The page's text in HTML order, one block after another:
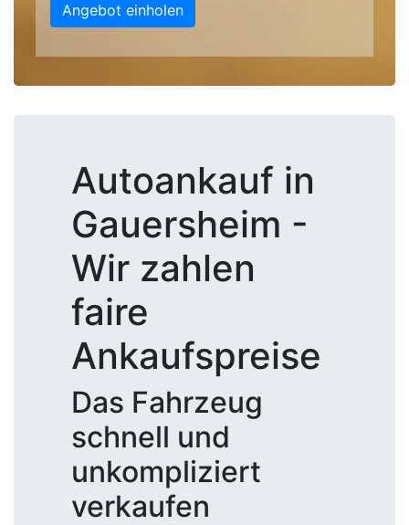
Angebot einholen
Autoankauf in
Gauersheim -
Wir zahlen
faire
Ankaufspreise
Das Fahrzeug
schnell und
unkompliziert
verkaufen